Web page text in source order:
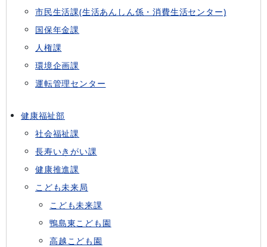
市民生活課(生活あんしん係・消費生活センター)
国保年金課
人権課
環境企画課
運転管理センター
健康福祉部
社会福祉課
長寿いきがい課
健康推進課
こども未来局
こども未来課
鴨島東こども園
高越こども園